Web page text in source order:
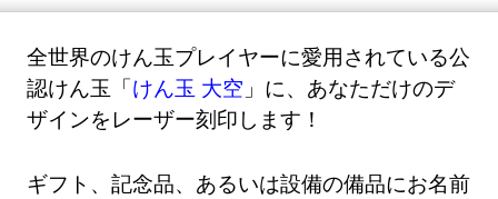
全世界のけん玉プレイヤーに愛用されている公
認けん玉「けん玉 大空 」に、あなただけのデ
ザインをレーザー刻印します！
ギフト、記念品、あるいは設備の備品にお名前